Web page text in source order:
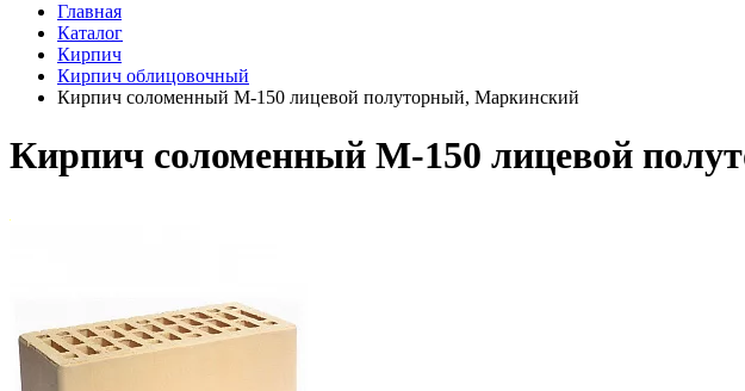
Главная
Каталог
Кирпич
Кирпич облицовочный
Кирпич соломенный М-150 лицевой полуторный, Маркинский
Кирпич соломенный М-150 лицевой